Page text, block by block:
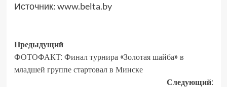
Источник:www.belta.by
Предыдущий
ФОТОФАКТ: Финал турнира «Золотая шайба» в
младшей группе стартовал в Минске
Следующий: